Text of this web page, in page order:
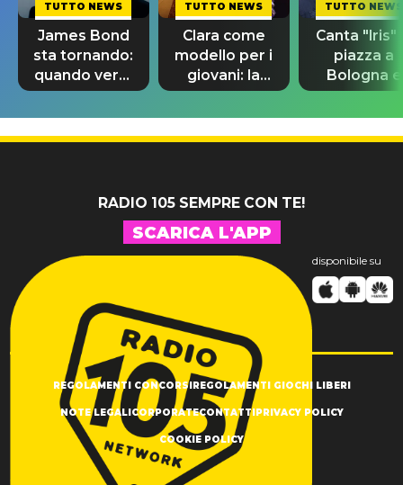
TUTTO NEWS
James Bond
sta tornando:
quando verrà
svelato il
nuovo 007
TUTTO NEWS
Clara come
modello per i
giovani: la
dedica
dell'ex
professore
TUTTO NEWS
Canta "Iris"
piazza a
Bologna e
spunta
Antonacci
RADIO 105 SEMPRE CON TE!
SCARICA L'APP
disponibile su
REGOLAMENTI CONCORSIREGOLAMENTI GIOCHI LIBERI
NOTE LEGALICORPORATECONTATTIPRIVACY POLICY
COOKIE POLICY